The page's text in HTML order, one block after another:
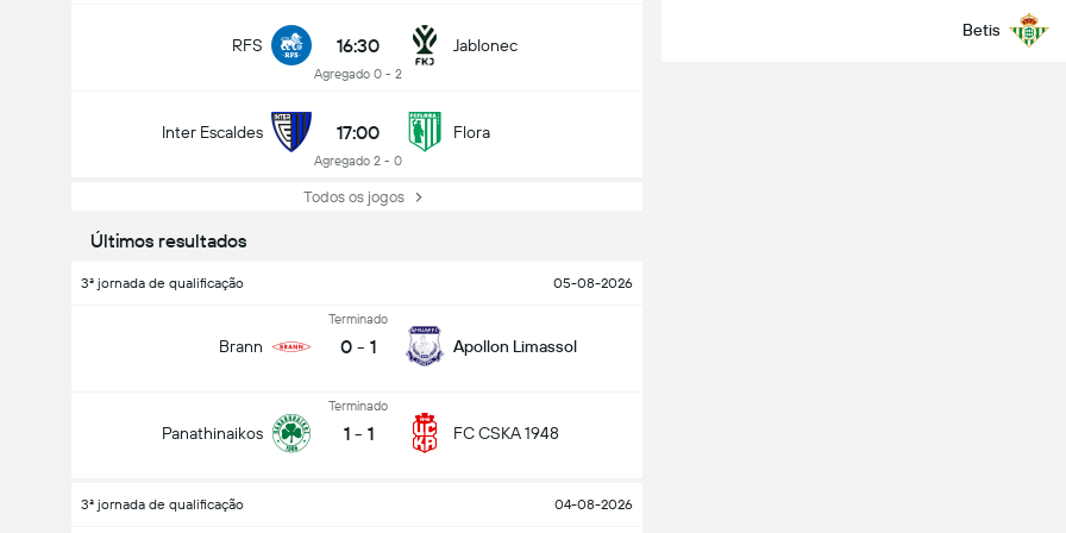
RFS 16:30
Agregado 0 - 2
Jablonec
Inter Escaldes 17:00
Agregado 2 - 0
Flora
Todos os jogos
Últimos resultados
3ª jornada de qualificação 05-08-2026
Brann
Terminado
0 - 1 Apollon Limassol
Panathinaikos
Terminado
1 - 1 FC CSKA 1948
3ª jornada de qualificação 04-08-2026
Betis